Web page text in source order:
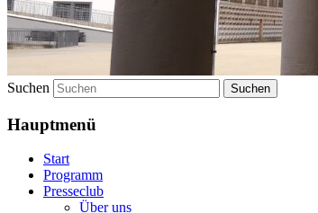
Suchen
Hauptmenü
Start
Programm
Presseclub
Über uns